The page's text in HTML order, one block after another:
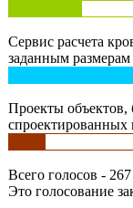
Сервис расчета
заданным
Проекты объектов,
спроектированных
Всего голосов - 267
Это голосование